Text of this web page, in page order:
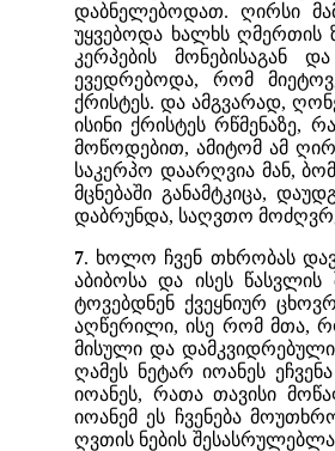
დაბნელებოდათ. ღირსი
უყვებოდა ხალხს ღმერთის
კერპების მონებისაგან
ევედრებოდა, რომ
ქრისტეს. და ამგვარად,
ისინი ქრისტეს რწმენაზე,
მოწოდებით, ამიტომ ამ
საკერპო დაარღვია მან,
მცნებაში განამტკიცა,
დაბრუნდა, საღვთო
7. ხოლო ჩვენ თხრობას
აბიბოსა და ისეს
ტოვებდნენ ქვეყნიურ
აღწერილი, ისე რომ მთა,
მისული და დამკვიდრებული
ღამეს ნეტარ იოანეს
იოანეს, რათა თავისი
იოანემ ეს ჩვენება
ღვთის ნების